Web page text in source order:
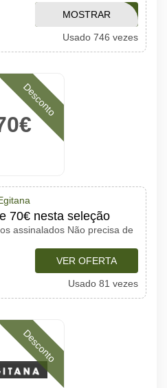
RFKCJA
MOSTRAR
CÓDIGO
Usado 746 vezes
Desconto
70€ nesta seleção
assinalados Não precisa de
VER OFERTA
Usado 81 vezes
Desconto